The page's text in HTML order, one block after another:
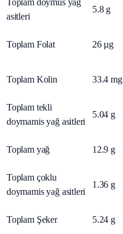
Toplam doymus yağ
asitleri
5.8 g
Toplam Folat 26 µg
Toplam Kolin 33.4 mg
Toplam tekli
doymamis yağ asitleri
5.04 g
Toplam yağ 12.9 g
Toplam çoklu
doymamis yağ asitleri
1.36 g
Toplam Şeker 5.24 g